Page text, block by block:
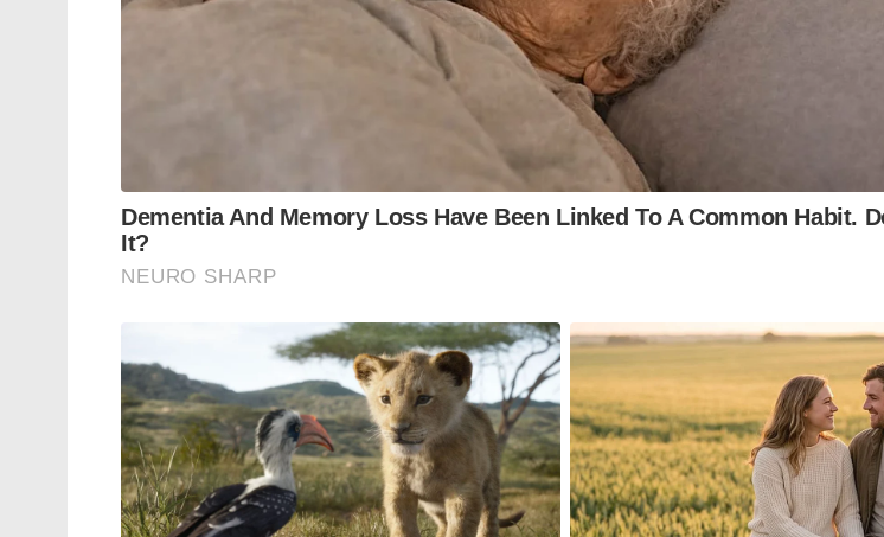
ശ്രമിക്കേണ്ടതുണ്ട്. ആർഎസ്എസ് പോലെ ഒരു പവിത്രമായ സംഘടനയിൽ നിന്ന്
മൂല്യങ്ങൾ മനസ്സിലാക്കാൻ കഴിഞ്ഞത് എന്റെ ഭാഗ്യമാണെന്ന് കരുതുന്നു എന്നും
Lex Fridman Podcast